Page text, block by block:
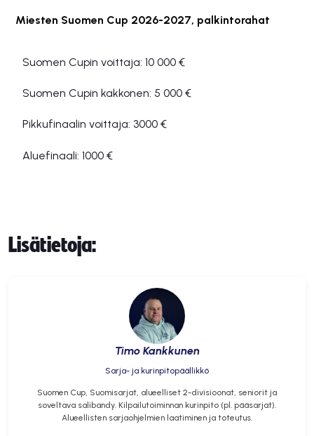
Miesten Suomen Cup 2026-2027, palkintorahat
Suomen Cupin voittaja: 10 000 €
Suomen Cupin kakkonen: 5 000 €
Pikkufinaalin voittaja: 3000 €
Aluefinaali: 1000 €
Lisätietoja:
Timo Kankkunen
Sarja- ja kurinpitopäällikkö
Suomen Cup, Suomisarjat, alueelliset 2-divisioonat, seniorit ja
soveltava salibandy. Kilpailutoiminnan kurinpito (pl. pääsarjat).
Alueellisten sarjaohjelmien laatiminen ja toteutus.